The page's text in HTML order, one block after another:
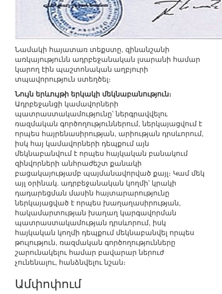
Նամակի հայատառ տեքստը, զինանշանի
առկայությունն ադրբեջանական լսարանի համար
կարող էին պաշտոնական աղբյուրի
տպավորություն ստեղծել։
Նույն երևույթի երկակի մեկնաբանություն։
Ադրբեջանցի կամավորների
պատրաստակամությունը՝ ներգրավվելու
ռազմական գործողություններում, ներկայացվում է
որպես հայրենասիրության, արիության դրսևորում,
իսկ հայ կամավորների դեպքում այն
մեկնաբանվում է որպես հայկական բանակում
զինվորների անհրաժեշտ քանակի
բացակայությամբ պայմանավորված քայլ։ Կամ մեկ
այլ օրինակ. ադրբեջանական կողմի՝ կրակի
դադարեցման մասին հայտարարությունը
ներկայացված է որպես խաղաղասիրության,
հակամարտության խաղաղ կարգավորման
պատրաստակամության դրսևորում, իսկ
հայկական կողմի դեպքում մեկնաբանվել որպես
թուլություն, ռազմական գործողությունները
շարունակելու համար բավարար ներուժ
չունենալու, հանձնվելու նշան։
Ամփոփում